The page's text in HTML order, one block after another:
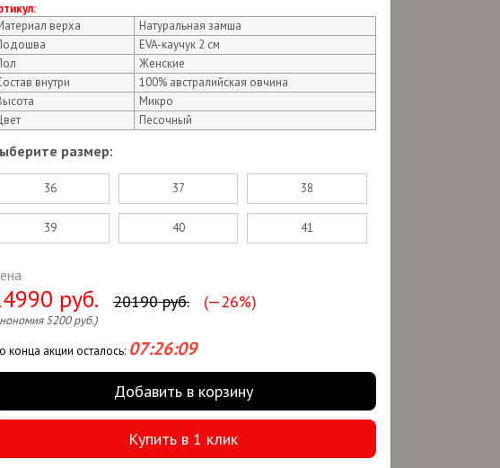
верха
Натуральная замша
EVA-каучук 2 см
Женские
внутри
100% австралийская овчина
Микро
Песочный
размер:
36 37 38
39 40 41
руб. 20190 руб. (—26%)
5200 руб.)
конца акции осталось: 07:26:08
Добавить в корзину
Купить в 1 клик